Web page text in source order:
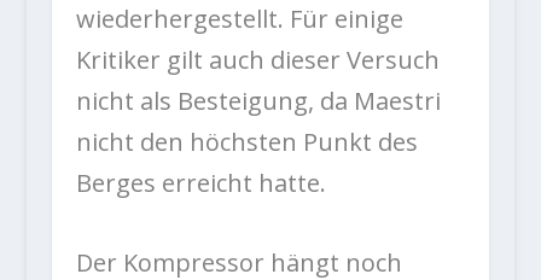
wiederhergestellt. Für einige
Kritiker gilt auch dieser Versuch
nicht als Besteigung, da Maestri
nicht den höchsten Punkt des
Berges erreicht hatte.
Der Kompressor hängt noch